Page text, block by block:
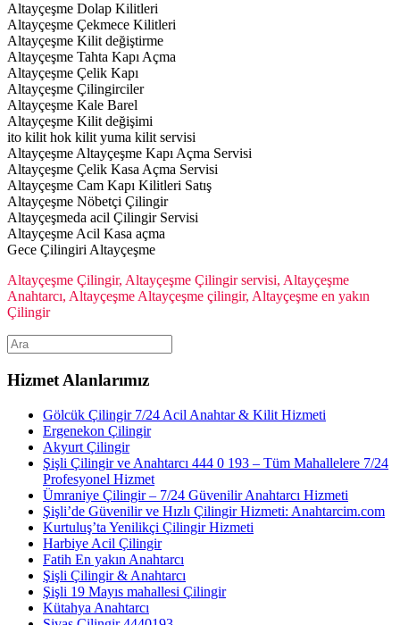
Altayçeşme Dolap Kilitleri
Altayçeşme Çekmece Kilitleri
Altayçeşme Kilit değiştirme
Altayçeşme Tahta Kapı Açma
Altayçeşme Çelik Kapı
Altayçeşme Çilingirciler
Altayçeşme Kale Barel
Altayçeşme Kilit değişimi
ito kilit hok kilit yuma kilit servisi
Altayçeşme Altayçeşme Kapı Açma Servisi
Altayçeşme Çelik Kasa Açma Servisi
Altayçeşme Cam Kapı Kilitleri Satış
Altayçeşme Nöbetçi Çilingir
Altayçeşmeda acil Çilingir Servisi
Altayçeşme Acil Kasa açma
Gece Çilingiri Altayçeşme
Altayçeşme Çilingir, Altayçeşme Çilingir servisi, Altayçeşme
Anahtarcı, Altayçeşme Altayçeşme çilingir, Altayçeşme en yakın
Çilingir
Hizmet Alanlarımız
Gölcük Çilingir 7/24 Acil Anahtar & Kilit Hizmeti
Ergenekon Çilingir
Akyurt Çilingir
Şişli Çilingir ve Anahtarcı 444 0 193 – Tüm Mahallelere 7/24
Profesyonel Hizmet
Ümraniye Çilingir – 7/24 Güvenilir Anahtarcı Hizmeti
Şişli’de Güvenilir ve Hızlı Çilingir Hizmeti: Anahtarcim.com
Kurtuluş’ta Yenilikçi Çilingir Hizmeti
Harbiye Acil Çilingir
Fatih En yakın Anahtarcı
Şişli Çilingir & Anahtarcı
Şişli 19 Mayıs mahallesi Çilingir
Kütahya Anahtarcı